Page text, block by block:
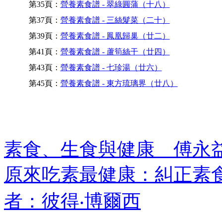
第35頁： 營養素食譜 - 翠綠圓蒲（十八）
第37頁： 營養素食譜 - 三絲髮菜（二十）
第39頁： 營養素食譜 - 鳳凰歸巢（廿二）
第41頁： 營養素食譜 - 蘆筍絲干（廿四）
第43頁： 營養素食譜 - 七珍湯（廿六）
第45頁： 營養素食譜 - 東方琉璃界（廿八）
素食、生食與健康 傅永
原來吃素最健康：糾正
者：彼得‧博爾西